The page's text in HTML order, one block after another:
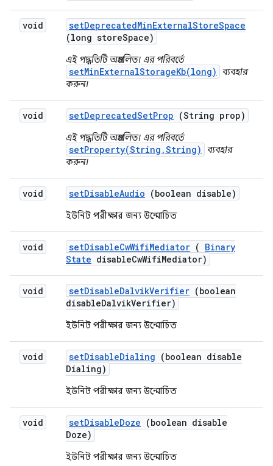
void setDeprecatedMinExternalStoreSpace
(long storeSpace)
এই পদ্ধতিটি অপ্রচলিত। এর পরিবর্তে
setMinExternalStorageKb(long)
ব্যবহার
করুন।
void setDeprecatedSetProp (String prop)
এই পদ্ধতিটি অপ্রচলিত। এর পরিবর্তে
setProperty(String,String)
ব্যবহার
করুন।
void setDisableAudio (boolean disable)
ইউনিট পরীক্ষার জন্য উন্মোচিত
void setDisableCwWifiMediator ( Binary
State disableCwWifiMediator)
void setDisableDalvikVerifier (boolean
disableDalvikVerifier)
ইউনিট পরীক্ষার জন্য উন্মোচিত
void setDisableDialing (boolean disable
Dialing)
ইউনিট পরীক্ষার জন্য উন্মোচিত
void setDisableDoze (boolean disable
Doze)
ইউনিট পরীক্ষার জন্য উন্মোচিত